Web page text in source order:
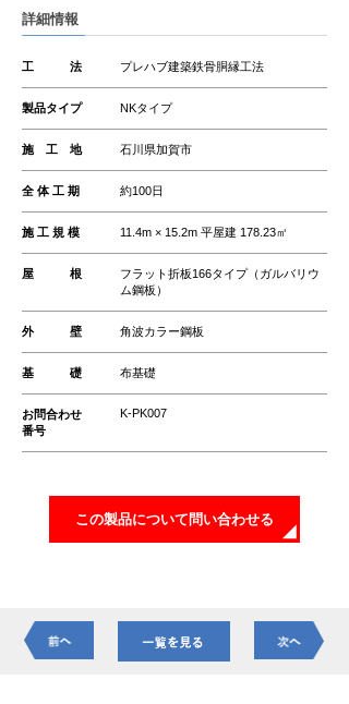
詳細情報
工 法 プレハブ建築鉄骨胴縁工法
製品タイプ NKタイプ
施 工 地 石川県加賀市
全 体 工 期 約100日
施 工 規 模 11.4m × 15.2m 平屋建 178.23㎡
屋 根
フラット折板166タイプ（ガルバリウ
ム鋼板）
外 壁 角波カラー鋼板
基 礎 布基礎
お問合わせ
番号
K-PK007
この製品について問い合わせる